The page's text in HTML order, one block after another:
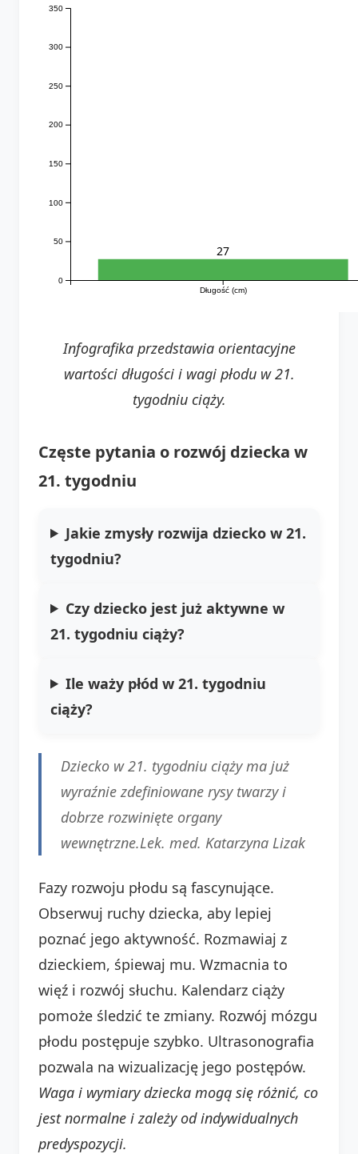
Długość (cm)
0
50
100
150
200
250
300
350
27
Infografika przedstawia orientacyjne
wartości długości i wagi płodu w 21.
tygodniu ciąży.
Częste pytania o rozwój dziecka w
21. tygodniu
Jakie zmysły rozwija dziecko w 21.
tygodniu?
Czy dziecko jest już aktywne w
21. tygodniu ciąży?
Ile waży płód w 21. tygodniu
ciąży?
Dziecko w 21. tygodniu ciąży ma już
wyraźnie zdefiniowane rysy twarzy i
dobrze rozwinięte organy
wewnętrzne.Lek. med. Katarzyna Lizak
Fazy rozwoju płodu są fascynujące.
Obserwuj ruchy dziecka, aby lepiej
poznać jego aktywność. Rozmawiaj z
dzieckiem, śpiewaj mu. Wzmacnia to
więź i rozwój słuchu. Kalendarz ciąży
pomoże śledzić te zmiany. Rozwój mózgu
płodu postępuje szybko. Ultrasonografia
pozwala na wizualizację jego postępów.
Waga i wymiary dziecka mogą się różnić, co
jest normalne i zależy od indywidualnych
predyspozycji.